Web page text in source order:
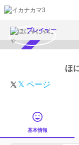
プレイヤー
ほ
𝕏 ページ
基本情報